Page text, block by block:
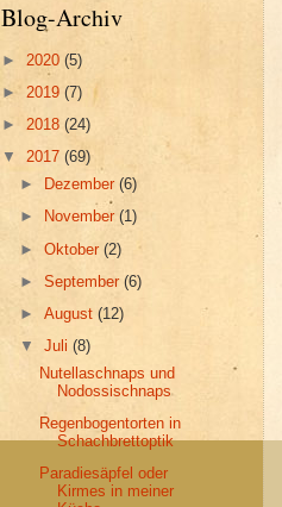
Blog-Archiv
► 2020 (5)
► 2019 (7)
► 2018 (24)
▼ 2017 (69)
►
Dezember(6)
►
November(1)
►Oktober(2)
►September(6)
►August(12)
▼Juli(8)
Nutellaschnaps und
Nodossischnaps
Regenbogentorten in
Schachbrettoptik
Paradiesäpfel oder
Kirmes in meiner